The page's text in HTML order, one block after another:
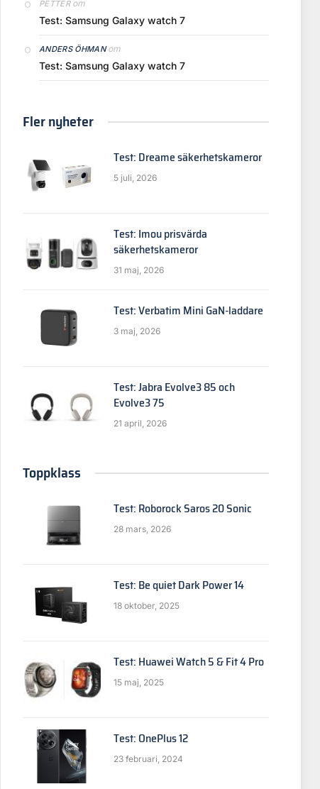
PETTERom
Test: Samsung Galaxy watch 7
ANDERS ÖHMANom
Test: Samsung Galaxy watch 7
Fler nyheter
Test: Dreame säkerhetskameror
5 juli, 2026
Test: Imou prisvärda
säkerhetskameror
31 maj, 2026
Test: Verbatim Mini GaN-laddare
3 maj, 2026
Test: Jabra Evolve3 85 och
Evolve3 75
21 april, 2026
Toppklass
Test: Roborock Saros 20 Sonic
28 mars, 2026
Test: Be quiet Dark Power 14
18 oktober, 2025
Test: Huawei Watch 5 & Fit 4 Pro
15 maj, 2025
Test: OnePlus 12
23 februari, 2024